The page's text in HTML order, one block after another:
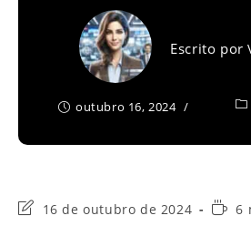
Escrito por
outubro 16, 2024
Última16 de outubro de 2024 6